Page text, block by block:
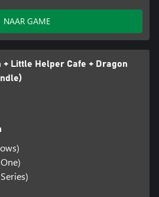
NAAR GAME
+ Little Helper Cafe + Dragon